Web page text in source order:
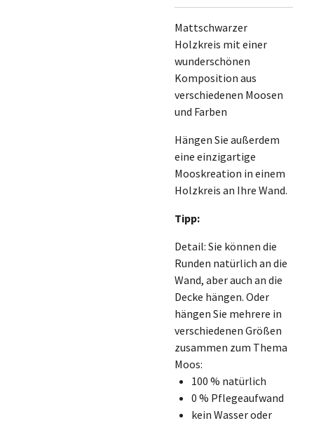
Mattschwarzer
Holzkreis mit einer
wunderschönen
Komposition aus
verschiedenen Moosen
und Farben
Hängen Sie außerdem
eine einzigartige
Mooskreation in einem
Holzkreis an Ihre Wand.
Tipp:
Detail: Sie können die
Runden natürlich an die
Wand, aber auch an die
Decke hängen. Oder
hängen Sie mehrere in
verschiedenen Größen
zusammen zum Thema
Moos:
100 % natürlich
0 % Pflegeaufwand
kein Wasser oder